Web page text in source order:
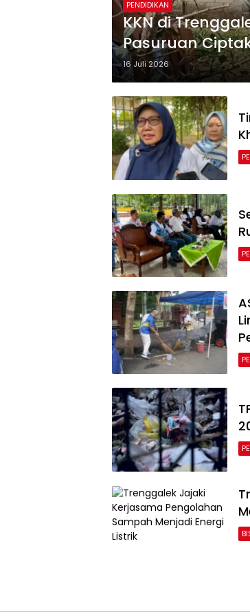
PENDIDIKAN
KKN di
Pasuruan
Ramah
16 Juli 2026